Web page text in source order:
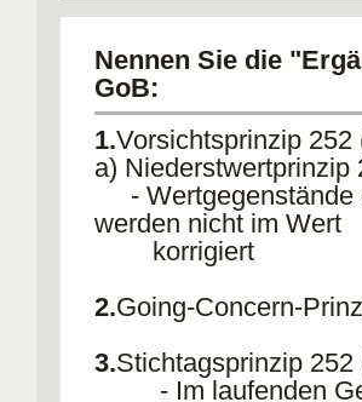
Bildung eines PRAP
Nennen Sie die
GoB:
1.Vorsichtsprinzip 252
a) Niederstwertprinzip
- Wertgegenstände
werden nicht im Wert
korrigiert
2.Going-Concern-
3.Stichtagsprinzip 252
- Im laufenden